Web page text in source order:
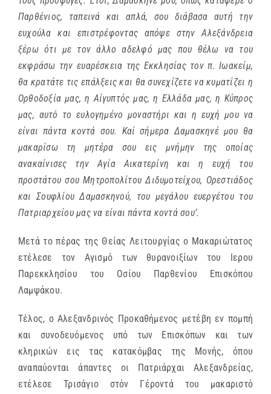
Παρθένιος, ταπεινά και απλά, σου διάβασα αυτή την
ευχούλα και επιστρέφοντας απόψε στην Αλεξάνδρεια
ξέρω ότι με τον άλλο αδελφό μας που θέλω να του
εκφράσω την ευαρέσκεια της Εκκλησίας τον π. Ιωακείμ,
θα κρατάτε τις επάλξεις και θα συνεχίζετε να κυματίζει η
Ορθοδοξία μας, η Αίγυπτός μας, η Ελλάδα μας, η Κύπρος
μας, αυτό το ευλογημένο μοναστήρι και η ευχή μου να
είναι πάντα κοντά σου. Καί σήμερα Δαμασκηνέ μου θα
μακαρίσω τη μητέρα σου εις μνήμην της οποίας
ανακαίνισες την Αγία Αικατερίνη και η ευχή του
προστάτου σου Μητροπολίτου Διδυμοτείχου, Ορεστιάδος
και Σουφλίου Δαμασκηνού, του μεγάλου ευεργέτου του
Πατριαρχείου μας να είναι πάντα κοντά σου’.
Μετά το πέρας της Θείας Λειτουργίας ο Μακαριώτατος
ετέλεσε τον Αγισμό των θυρανοιξίων του Ιερου
Παρεκκλησίου του Οσίου Παρθενίου Επισκόπου
Λαμψάκου.
Τέλος, ο Αλεξανδρινός Προκαθήμενος μετέβη εν πομπή
και συνοδευόμενος υπό των Επισκόπων και των
κληρικών εις τας κατακόμβας της Μονής, όπου
αναπαύονται άπαντες οι Πατριάρχαι Αλεξανδρείας,
ετέλεσε Τρισάγιο στόν Γέροντά του μακαριστό